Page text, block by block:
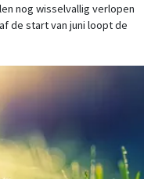
nog wisselvallig verlopen
de start van juni loopt de